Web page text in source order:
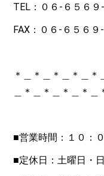
TEL：０６-６５６９
FAX：０６-６５６９
＊＿＊＿＊＿＊＿＊
＿＊＿＊＿＊＿＊＿
■営業時間：１０：
■定休日：土曜日・